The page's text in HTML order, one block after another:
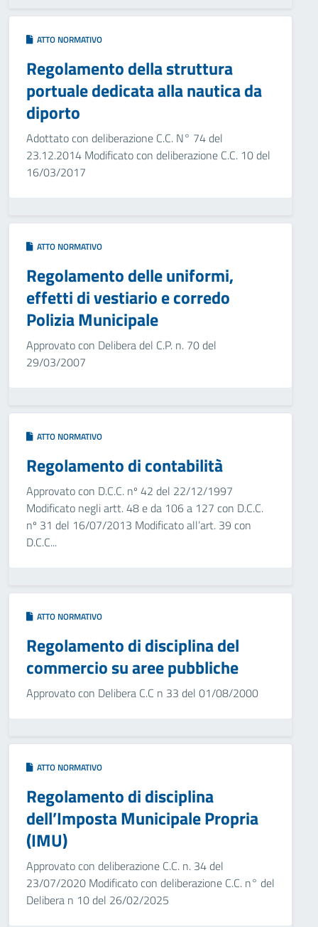
ATTO NORMATIVO
Regolamento della struttura
portuale dedicata alla nautica da
diporto
Adottato con deliberazione C.C. N° 74 del
23.12.2014 Modificato con deliberazione C.C. 10 del
16/03/2017
ATTO NORMATIVO
Regolamento delle uniformi,
effetti di vestiario e corredo
Polizia Municipale
Approvato con Delibera del C.P. n. 70 del
29/03/2007
ATTO NORMATIVO
Regolamento di contabilità
Approvato con D.C.C. nº 42 del 22/12/1997
Modificato negli artt. 48 e da 106 a 127 con D.C.C.
nº 31 del 16/07/2013 Modificato all’art. 39 con
D.C.C...
ATTO NORMATIVO
Regolamento di disciplina del
commercio su aree pubbliche
Approvato con Delibera C.C n 33 del 01/08/2000
ATTO NORMATIVO
Regolamento di disciplina
dell’Imposta Municipale Propria
(IMU)
Approvato con deliberazione C.C. n. 34 del
23/07/2020 Modificato con deliberazione C.C. n° del
Delibera n 10 del 26/02/2025